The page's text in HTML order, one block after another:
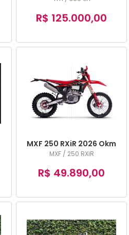
R$ 125.000,00
MXF 250 RXiR 2026 Okm
MXF / 250 RXiR
R$ 49.890,00